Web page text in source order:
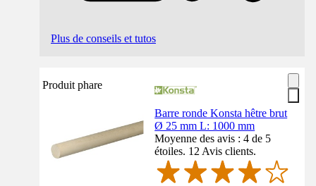
Plus de conseils et tutos
Produit phare
Barre ronde Konsta hêtre brut
Ø 25 mm L: 1000 mm
Moyenne des avis : 4 de 5
étoiles. 12 Avis clients.